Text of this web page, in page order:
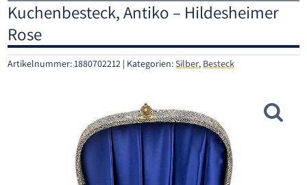
Kuchenbesteck, Antiko – Hildesheimer
Rose
Artikelnummer:1880702212 Kategorien:Silber, Besteck